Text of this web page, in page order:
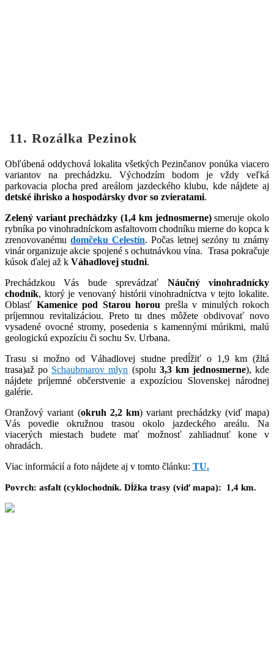
11. Rozálka Pezinok
Obľúbená oddychová lokalita všetkých Pezinčanov ponúka viacero
variantov na prechádzku. Východzím bodom je vždy veľká
parkovacia plocha pred areálom jazdeckého klubu, kde nájdete aj
detské ihrisko a hospodársky dvor so zvieratami.
Zelený variant prechádzky (1,4 km jednosmerne)smeruje okolo
rybníka po vinohradníckom asfaltovom chodníku mierne do kopca k
zrenovovanému domčeku Celestín. Počas letnej sezóny tu známy
vinár organizuje akcie spojené s ochutnávkou vína. Trasa pokračuje
kúsok ďalej až k Váhadlovej studni.
Prechádzkou Vás bude sprevádzať Náučný vinohradnícky
chodník, ktorý je venovaný histórii vinohradníctva v tejto lokalite.
Oblasť Kamenice pod Starou horou prešla v minulých rokoch
príjemnou revitalizáciou. Preto tu dnes môžete obdivovať novo
vysadené ovocné stromy, posedenia s kamennými múrikmi, malú
geologickú expozíciu či sochu Sv. Urbana.
Trasu si možno od Váhadlovej studne predĺžiť o 1,9 km (žltá
trasa)až po Schaubmarov mlyn (spolu 3,3 km jednosmerne), kde
nájdete príjemné občerstvenie a expozíciou Slovenskej národnej
galérie.
Oranžový variant (okruh 2,2 km) variant prechádzky (viď mapa)
Vás povedie okružnou trasou okolo jazdeckého areálu. Na
viacerých miestach budete mať možnosť zahliadnuť kone v
ohradách.
Viac informácií a foto nájdete aj v tomto článku: TU.
Povrch: asfalt (cyklochodník. Dĺžka trasy (viď mapa): 1,4 km.